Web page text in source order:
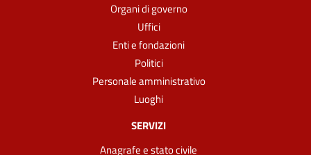
Organi di governo
Uffici
Enti e fondazioni
Politici
Personale amministrativo
Luoghi
SERVIZI
Anagrafe e stato civile